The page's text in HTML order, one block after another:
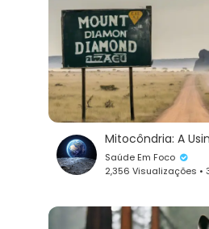
Saúde Em Foco
2,356 Visualizações •